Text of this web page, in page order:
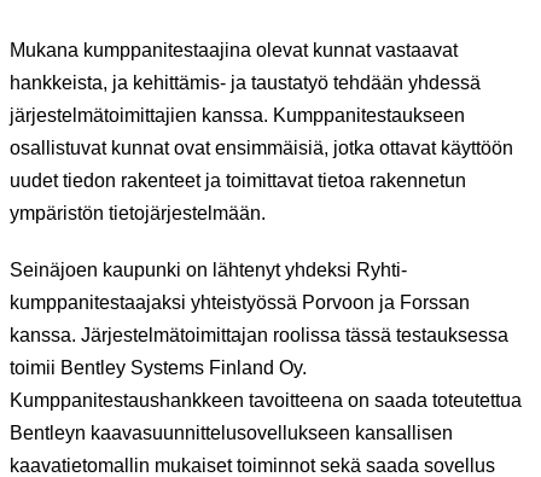
Mukana kumppanitestaajina olevat kunnat vastaavat
hankkeista, ja kehittämis- ja taustatyö tehdään yhdessä
järjestelmätoimittajien kanssa. Kumppanitestaukseen
osallistuvat kunnat ovat ensimmäisiä, jotka ottavat käyttöön
uudet tiedon rakenteet ja toimittavat tietoa rakennetun
ympäristön tietojärjestelmään.
Seinäjoen kaupunki on lähtenyt yhdeksi Ryhti-
kumppanitestaajaksi yhteistyössä Porvoon ja Forssan
kanssa. Järjestelmätoimittajan roolissa tässä testauksessa
toimii Bentley Systems Finland Oy.
Kumppanitestaushankkeen tavoitteena on saada toteutettua
Bentleyn kaavasuunnittelusovellukseen kansallisen
kaavatietomallin mukaiset toiminnot sekä saada sovellus